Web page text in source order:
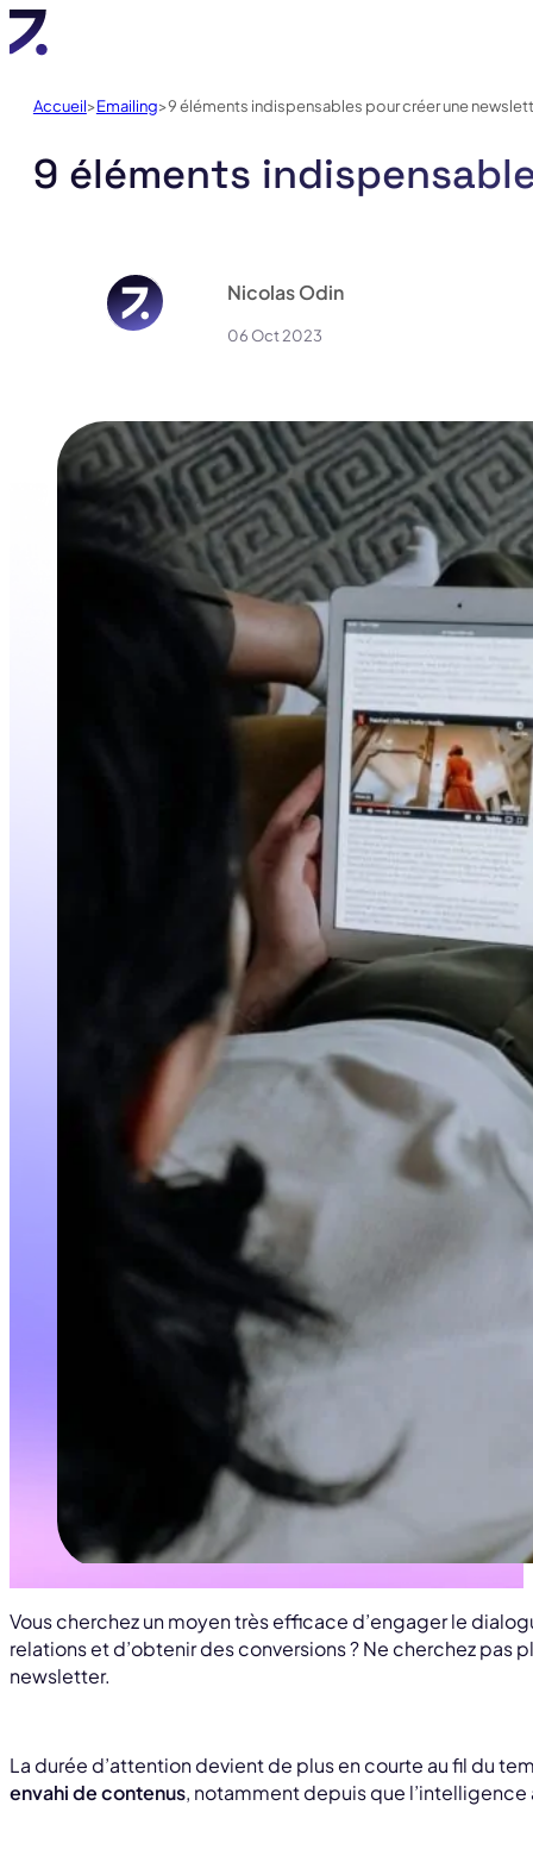
9 éléments
Accueil Emailing 9 éléments indispensables pour créer une
Nicolas Odin
06 Oct 2023
Vous cherchez un moyen très efficace d’engager le
relations et d’obtenir des conversions ? Ne cherchez pas
newsletter.
La durée d’attention devient de plus en courte au fil du
envahi de contenus, notamment depuis que